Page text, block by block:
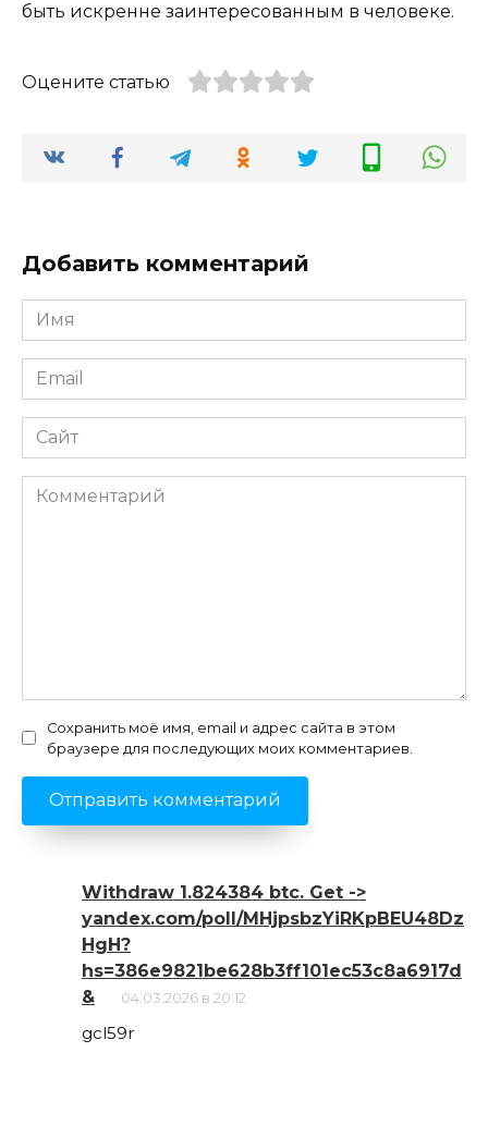
быть искренне заинтересованным в человеке.
Оцените статью
Добавить комментарий
Имя
*
Email
*
Сайт
Комментарий
Сохранить моё имя, email и адрес сайта в этом
браузере для последующих моих комментариев.
Withdraw 1.824384 btc. Get ->
yandex.com/poll/MHjpsbzYiRKpBEU48Dz
HgH?
hs=386e9821be628b3ff101ec53c8a6917d
&
04.03.2026 в 20:12
gcl59r